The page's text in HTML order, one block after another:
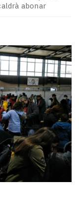
abonar